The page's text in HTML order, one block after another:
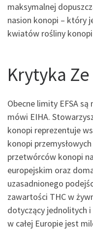
maksymalnej
nasion konopi – który
kwiatów rośliny
Krytyka
Obecne limity EFSA
mówi EIHA.
konopi reprezentuje
konopi
przetwórców konopi
europejskim oraz
uzasadnionego
zawartości THC w
dotyczący jednolitych
w całej Europie jest